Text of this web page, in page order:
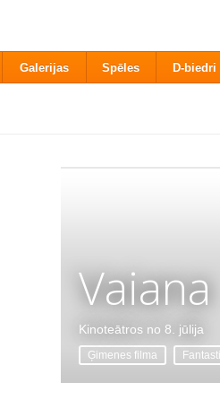
Galerijas Spēles D-biedri
Vaiana
Kinoteātros no 8. jūlija
Ģimenes filma